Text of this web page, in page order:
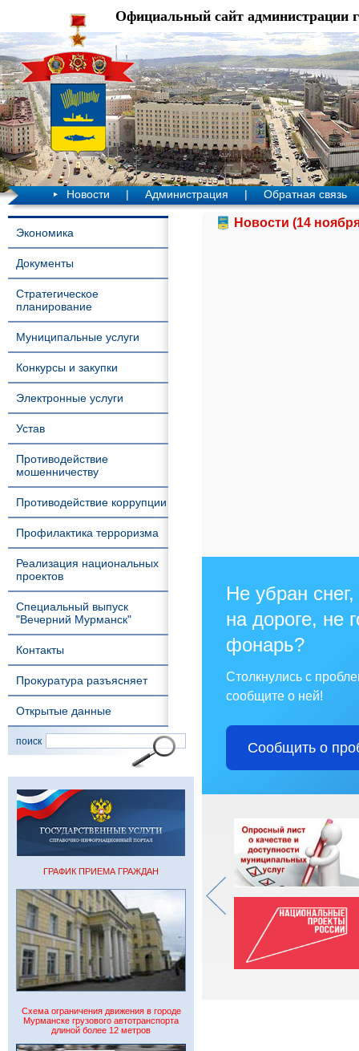
Официальный сайт администрации
Новости | Администрация | Обратная связь
Экономика
Документы
Стратегическое
планирование
Муниципальные услуги
Конкурсы и закупки
Электронные услуги
Устав
Противодействие
мошенничеству
Противодействие коррупции
Профилактика терроризма
Реализация национальных
проектов
Специальный выпуск
"Вечерний Мурманск"
Контакты
Прокуратура разъясняет
Открытые данные
поиск
ГРАФИК ПРИЕМА ГРАЖДАН
Схема ограничения движения в городе
Мурманске грузового автотранспорта
длиной более 12 метров
Новости (14
Не убран
на дороге, не
фонарь?
Столкнулись с
сообщите о ней!
Сообщить о